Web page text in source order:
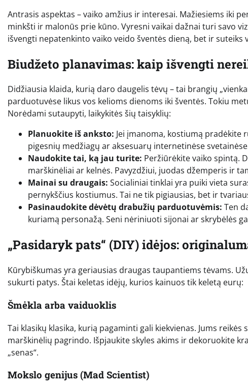
Antrasis aspektas – vaiko amžius ir interesai. Mažiesiems iki
minkšti ir malonūs prie kūno. Vyresni vaikai dažnai turi savo
išvengti nepatenkinto vaiko veido šventės dieną, bet ir suteiks
Biudžeto planavimas: kaip išvengti
Didžiausia klaida, kurią daro daugelis tėvų – tai brangių
parduotuvėse likus vos kelioms dienoms iki šventės. Tokiu
Norėdami sutaupyti, laikykitės šių taisyklių:
Planuokite iš anksto: Jei įmanoma, kostiumą pradėkite
pigesnių medžiagų ar aksesuarų internetinėse
Naudokite tai, ką jau turite: Peržiūrėkite vaiko spintą.
marškinėliai ar kelnės. Pavyzdžiui, juodas džemperis ir
Mainai su draugais: Socialiniai tinklai yra puiki vieta
pernykščius kostiumus. Tai ne tik pigiausias, bet ir
Pasinaudokite dėvėtų drabužių parduotuvėmis: Ten
kuriamą personažą. Seni nėriniuoti sijonai ar skrybėlės
„Pasidaryk pats“ (DIY) idėjos:
Kūrybiškumas yra geriausias draugas taupantiems tėvams.
sukurti patys. Štai keletas idėjų, kurios kainuos tik keletą eurų:
Šmėkla arba vaiduoklis
Tai klasikų klasika, kurią pagaminti gali kiekvienas. Jums
marškinėlių pagrindo. Išpjaukite skyles akims ir dekoruokite
„senas“.
Mokslo genijus (Mad Scientist)